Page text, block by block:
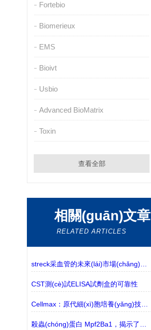
Fortebio
Biomerieux
EMS
Bioivt
Usbio
Advanced BioMatrix
Toxin
查看全部
相關(guān)文章
RELATED ARTICLES
CST測(cè)試ELISA試劑盒的可靠性
Cellmax：原代細(xì)胞培養(yǎng)技術(shù)